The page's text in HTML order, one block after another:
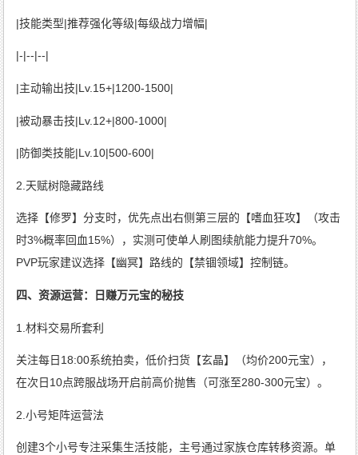
|技能类型|推荐强化等级|每级战力增幅|
|-|--|--|
|主动输出技|Lv.15+|1200-1500|
|被动暴击技|Lv.12+|800-1000|
|防御类技能|Lv.10|500-600|
2.天赋树隐藏路线
选择【修罗】分支时，优先点出右侧第三层的【嗜血狂攻】（攻击
时3%概率回血15%），实测可使单人刷图续航能力提升70%。
PVP玩家建议选择【幽冥】路线的【禁锢领域】控制链。
四、资源运营：日赚万元宝的秘技
1.材料交易所套利
关注每日18:00系统拍卖，低价扫货【玄晶】（均价200元宝），
在次日10点跨服战场开启前高价抛售（可涨至280-300元宝）。
2.小号矩阵运营法
创建3个小号专注采集生活技能，主号通过家族仓库转移资源。单